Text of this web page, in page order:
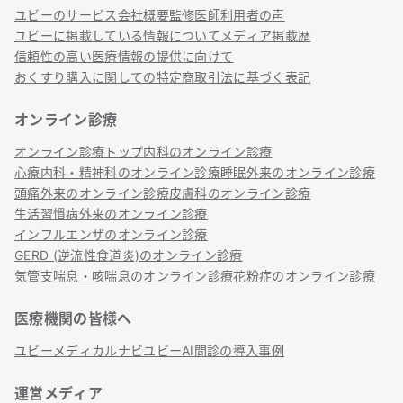
ユビーのサービス会社概要監修医師利用者の声
ユビーに掲載している情報について メディア掲載歴
信頼性の高い医療情報の提供に向けて
おくすり購入に関しての特定商取引法に基づく表記
オンライン診療
オンライン診療トップ内科のオンライン診療
心療内科・精神科のオンライン診療睡眠外来のオンライン診療
頭痛外来のオンライン診療皮膚科のオンライン診療
生活習慣病外来のオンライン診療
インフルエンザのオンライン診療
GERD (逆流性食道炎)のオンライン診療
気管支喘息・咳喘息のオンライン診療花粉症のオンライン診療
医療機関の皆様へ
ユビーメディカルナビユビーAI問診の導入事例
運営メディア